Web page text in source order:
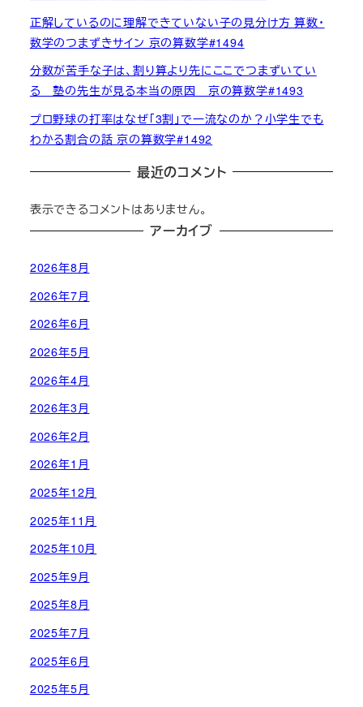
正解しているのに理解できていない子の見分け方 算数・
数学のつまずきサイン 京の算数学#1494
分数が苦手な子は、割り算より先にここでつまずいてい
る 塾の先生が見る本当の原因 京の算数学#1493
プロ野球の打率はなぜ「3割」で一流なのか？小学生でも
わかる割合の話 京の算数学#1492
最近のコメント
表示できるコメントはありません。
アーカイブ
2026年8月
2026年7月
2026年6月
2026年5月
2026年4月
2026年3月
2026年2月
2026年1月
2025年12月
2025年11月
2025年10月
2025年9月
2025年8月
2025年7月
2025年6月
2025年5月